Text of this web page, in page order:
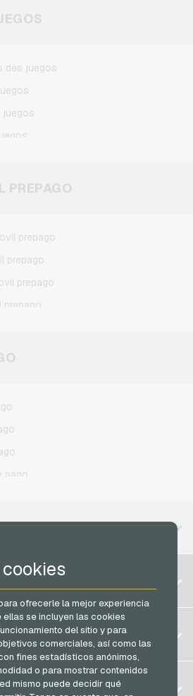
ofrecerle la mejor experiencia
ellas se incluyen las cookies
del sitio y para
comerciales, así como las
fines estadísticos anónimos,
o para mostrar contenidos
mismo puede decidir qué
des juegos
juegos
juegos
PREPAGO
prepago
prepago
prepago
prepago
prepago
pago
pago
pago